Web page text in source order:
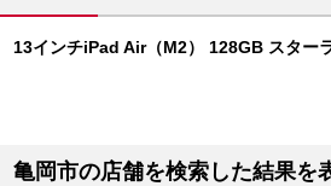
13インチiPad Air（M2） 128GB スター
亀岡市の店舗を検索した結果を